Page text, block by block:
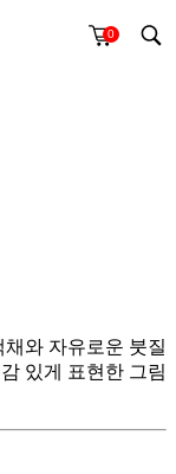
0
와 자유로운 붓질
있게 표현한 그림